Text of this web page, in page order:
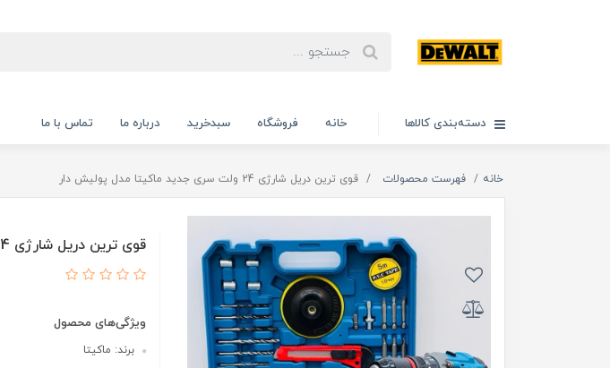
دسته‌بندی کالاها خانه فروشگاه سبدخرید درباره ما تماس با ما
خانه فهرست محصولات قوی ترین دریل شارژی 24 ولت سری جدید ماکیتا مدل پولیش دار
قوی ترین دریل شارژی 24 ولت سری جدید ماکیتا مدل پولیش دار
ویژگی‌های محصول
برند: ماکیتا